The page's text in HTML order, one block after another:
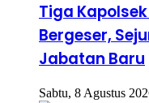
Tiga
Bergeser,
Jabatan Baru
Sabtu, 8 Agustus